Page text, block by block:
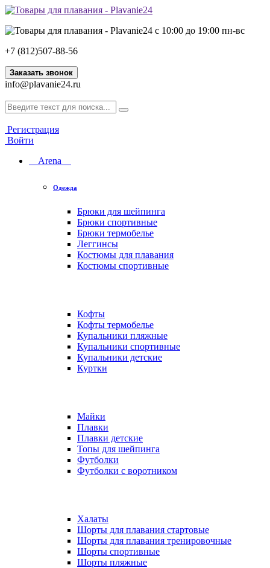
с 10:00 до 19:00 пн-вс
+7 (812)507-88-56
Заказать звонок
info@plavanie24.ru
Регистрация
Войти
Arena
Одежда
Брюки для шейпинга
Брюки спортивные
Брюки термобелье
Леггинсы
Костюмы для плавания
Костюмы спортивные
Кофты
Кофты термобелье
Купальники пляжные
Купальники спортивные
Купальники детские
Куртки
Майки
Плавки
Плавки детские
Топы для шейпинга
Футболки
Футболки с воротником
Халаты
Шорты для плавания стартовые
Шорты для плавания тренировочные
Шорты спортивные
Шорты пляжные